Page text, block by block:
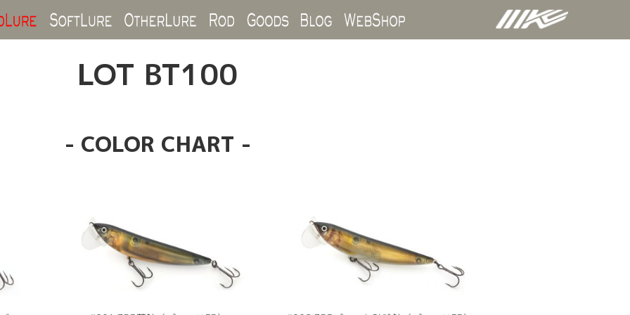
Hard Lure Soft Lure Other Lure
Rod Goods Blog
LOT BT100
- COLOR CHART -